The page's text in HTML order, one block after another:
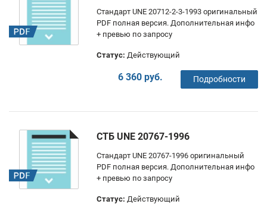
Стандарт UNE 20712-2-3-1993 оригинальный
PDF полная версия. Дополнительная инфо
+ превью по запросу
Статус: Действующий
6 360 руб. Подробности
СТБ UNE 20767-1996
Стандарт UNE 20767-1996 оригинальный
PDF полная версия. Дополнительная инфо
+ превью по запросу
Статус: Действующий